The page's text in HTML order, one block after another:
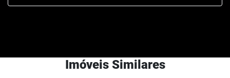
Imóveis Similares